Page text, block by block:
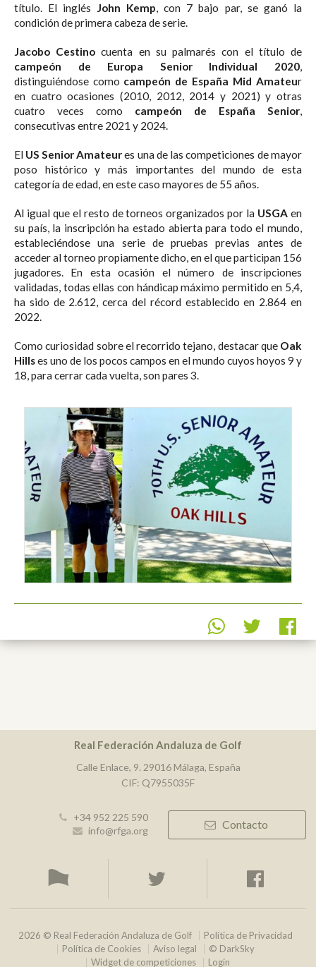
título. El inglés John Kemp, con 7 bajo par, se ganó la
condición de primera cabeza de serie.
Jacobo Cestino cuenta en su palmarés con el título de
campeón de Europa Senior Individual 2020,
distinguiéndose como campeón de España Mid Amateur
en cuatro ocasiones (2010, 2012, 2014 y 2021) y otras
cuatro veces como campeón de España Senior,
consecutivas entre 2021 y 2024.
El US Senior Amateures una de las competiciones de mayor
poso histórico y más importantes del mundo de esta
categoría de edad, en este caso mayores de 55 años.
Al igual que el resto de torneos organizados por la USGA en
su país, la inscripción ha estado abierta para todo el mundo,
estableciéndose una serie de pruebas previas antes de
acceder al torneo propiamente dicho, en el que participan 156
jugadores. En esta ocasión el número de inscripciones
validadas, todas ellas con hándicap máximo permitido en 5,4,
ha sido de 2.612, cerca del récord establecido en 2.864 en
2022.
Como curiosidad sobre el recorrido tejano, destacar que Oak
Hillses uno de los pocos campos en el mundo cuyos hoyos 9 y
18, para cerrar cada vuelta, son pares 3.
Real Federación Andaluza de Golf
Calle Enlace, 9. 29016 Málaga, España
CIF: Q7955035F
+34 952 225 590
info@rfga.org
Contacto
2026 © Real Federación Andaluza de Golf
Política de Privacidad
Política de Cookies
Aviso legal
© DarkSky
Widget de competiciones
Login